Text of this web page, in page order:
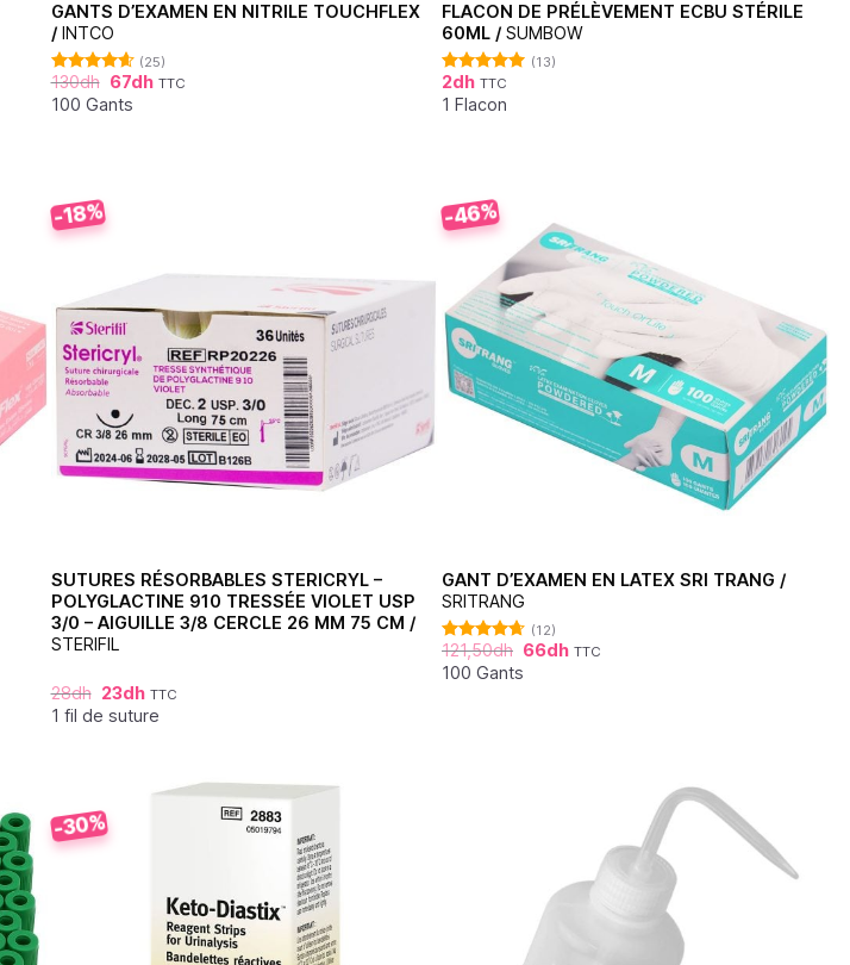
GANTS D’EXAMEN EN NITRILE TOUCHFLEX
/ INTCO
Note4.60
sur 5
(25)
130dh 67dh TTC
100 Gants
FLACON DE PRÉLÈVEMENT ECBU STÉRILE
60ML / SUMBOW
Note4.92
sur 5
(13)
2dh TTC
1 Flacon
-18%
SUTURES RÉSORBABLES STERICRYL –
POLYGLACTINE 910 TRESSÉE VIOLET USP
3/0 – AIGUILLE 3/8 CERCLE 26 MM 75 CM /
STERIFIL
28dh 23dh TTC
1 fil de suture
-46%
GANT D’EXAMEN EN LATEX SRI TRANG /
SRITRANG
Note4.67
sur 5
(12)
121,50dh 66dh TTC
100 Gants
-30%